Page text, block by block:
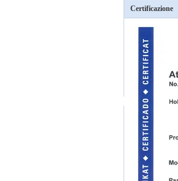
Certificazione